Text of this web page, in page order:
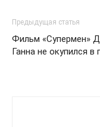
Предыдущая статья
Фильм «Супермен»
Ганна не окупился в